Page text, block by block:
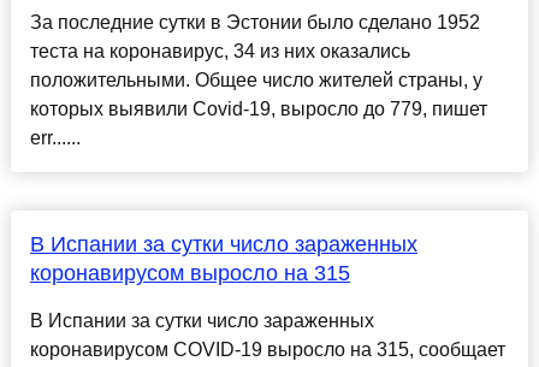
За последние сутки в Эстонии было сделано 1952
теста на коронавирус, 34 из них оказались
положительными. Общее число жителей страны, у
которых выявили Covid-19, выросло до 779, пишет
err......
В Испании за сутки число зараженных
коронавирусом выросло на 315
В Испании за сутки число зараженных
коронавирусом COVID-19 выросло на 315, сообщает